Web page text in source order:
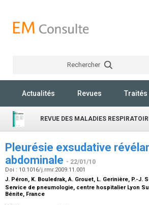
Rechercher
Actualités Revues Traités
REVUE DES MALADIES
Pleurésie exsudative
abdominale - 22/01/10
Doi : 10.1016/j.rmr.2009.11.001
J. Péron, K. Bouledrak, A. Grouet, L. Gerinière, P.-J.
Service de pneumologie, centre hospitalier Lyon
Bénite, France